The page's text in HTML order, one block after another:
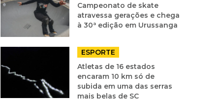
Campeonato de skate
atravessa gerações e chega
à 30ª edição em Urussanga
ESPORTE
Atletas de 16 estados
encaram 10 km só de
subida em uma das serras
mais belas de SC